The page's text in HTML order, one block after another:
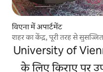
विएना में अपार्टमेंट
शहर का केंद्र, पूरी तरह से
University of
के लिए किराए पर